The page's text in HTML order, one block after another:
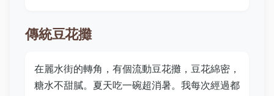
傳統豆花攤
在麗水街的轉角，有個流動豆花攤，豆花綿密，
糖水不甜膩。夏天吃一碗超消暑。我每次經過都